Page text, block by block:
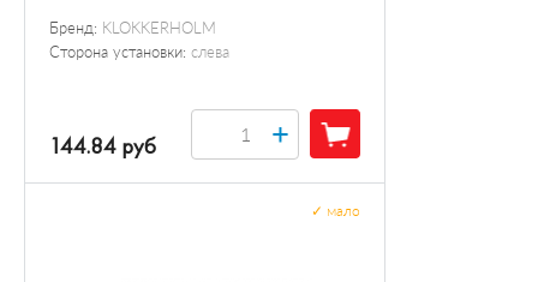
Бренд: KLOKKERHOLM
Сторона установки: слева
144.84 руб +
мало